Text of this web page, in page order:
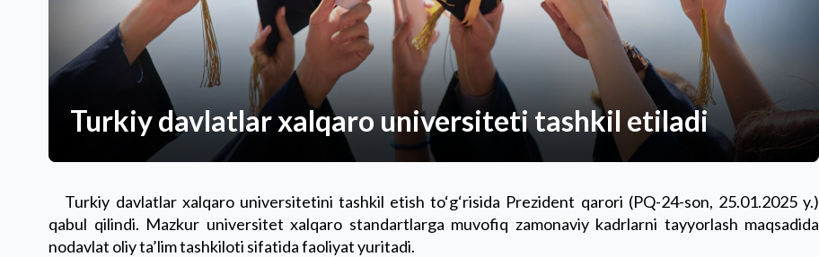
Turkiy davlatlar xalqaro universiteti tashkil etiladi
Turkiy davlatlar xalqaro universitetini tashkil etish to‘g‘risida Prezident qarori (PQ-24-son, 25.01.2025 y.)
qabul qilindi. Mazkur universitet xalqaro standartlarga muvofiq zamonaviy kadrlarni tayyorlash maqsadida
nodavlat oliy ta’lim tashkiloti sifatida faoliyat yuritadi.